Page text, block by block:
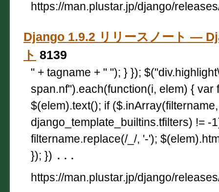
https://man.plustar.jp/django/
Django 1.9.2 リリースノート —
ト 8139
" + tagname + " "); } });
span.nf").each(function(i, elem) { var
$(elem).text(); if ($.inArray(filtername,
django_template_builtins.tfilters) != -
filtername.replace(/_/, '-');
}); }) ...
https://man.plustar.jp/django/